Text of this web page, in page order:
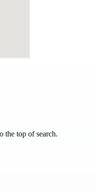
the top of search.